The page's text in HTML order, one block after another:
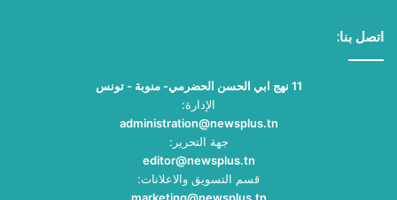
اتصل بنا:
11 نهج ابي الحسن الحضرمي- منوبة - تونس
الإدارة:
administration@newsplus.tn
جهة التحرير:
editor@newsplus.tn
قسم التسويق والاعلانات: